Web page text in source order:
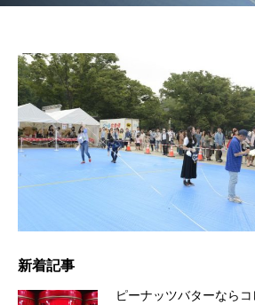
新着記事
ピーナッツバターならコ